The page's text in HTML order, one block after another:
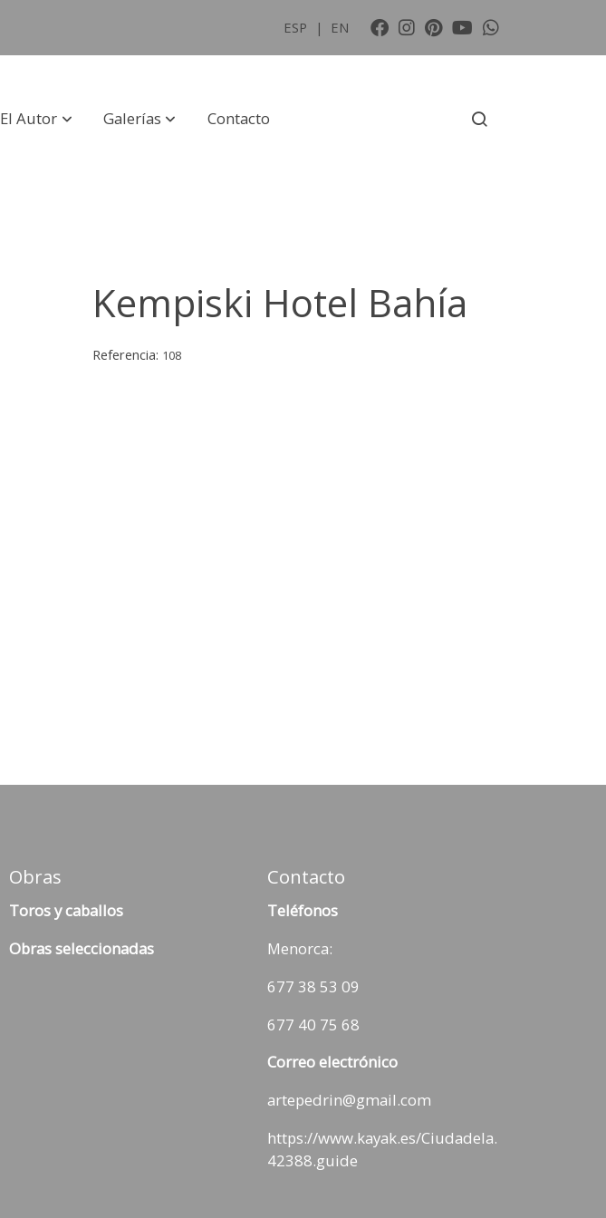
ESP | EN
El Autor Galerías Contacto
Kempiski Hotel Bahía
Referencia: 108
Obras
Toros y caballos
Obras seleccionadas
Contacto
Teléfonos
Menorca:
677 38 53 09
677 40 75 68
Correo electrónico
artepedrin@gmail.com
https://www.kayak.es/Ciudadela.
42388.guide